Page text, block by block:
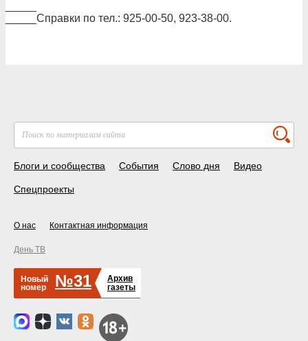
_____Справки по тел.: 925-00-50, 923-38-00.
Блоги и сообщества События Слово дня Видео
Спецпроекты
О нас Контактная информация
День ТВ
Новый
номер
№31
Архив
газеты